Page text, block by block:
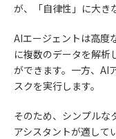
が、「自律性」に大き
AIエージェントは高度
に複数のデータを解析
ができます。一方、AI
スクを実行します。
そのため、シンプルな
アシスタントが適して